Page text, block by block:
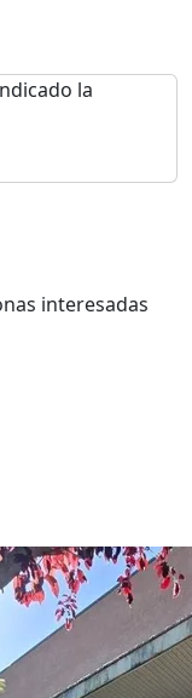
la
interesadas